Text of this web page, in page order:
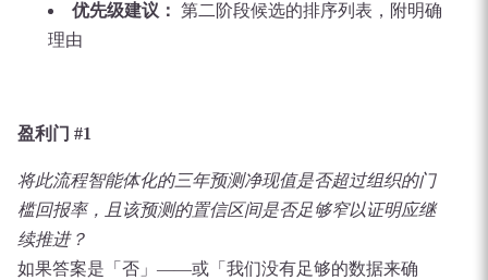
优先级建议： 第二阶段候选的排序列表，附明确
理由
盈利门 #1
将此流程智能体化的三年预测净现值是否超过组织的门
槛回报率，且该预测的置信区间是否足够窄以证明应继
续推进？
如果答案是「否」——或「我们没有足够的数据来确